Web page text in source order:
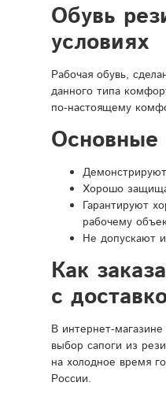
Обувь
условиях
Рабочая обувь,
данного типа
по-настоящему
Основные
Хорошо
Гарантируют
рабочему
Не допускают
Как
с
В интернет-
выбор сапоги из
на холодное время
России.